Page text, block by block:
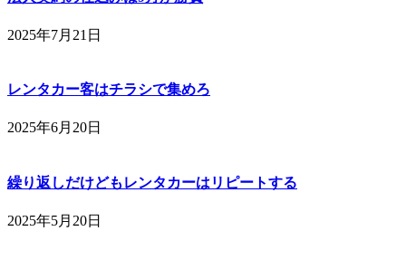
2025年7月21日
レンタカー客はチラシで集めろ
2025年6月20日
繰り返しだけどもレンタカーはリピートする
2025年5月20日